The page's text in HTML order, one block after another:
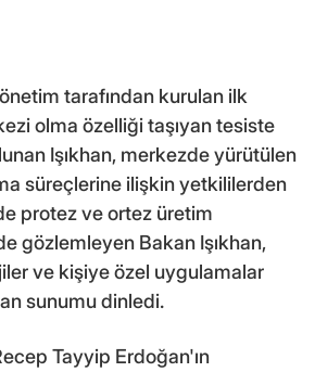
tarafından kurulan ilk
olma özelliği taşıyan tesiste
Işıkhan, merkezde yürütülen
süreçlerine ilişkin yetkililerden
protez ve ortez üretim
gözlemleyen Bakan Işıkhan,
ve kişiye özel uygulamalar
sunumu dinledi.
Tayyip Erdoğan'ın